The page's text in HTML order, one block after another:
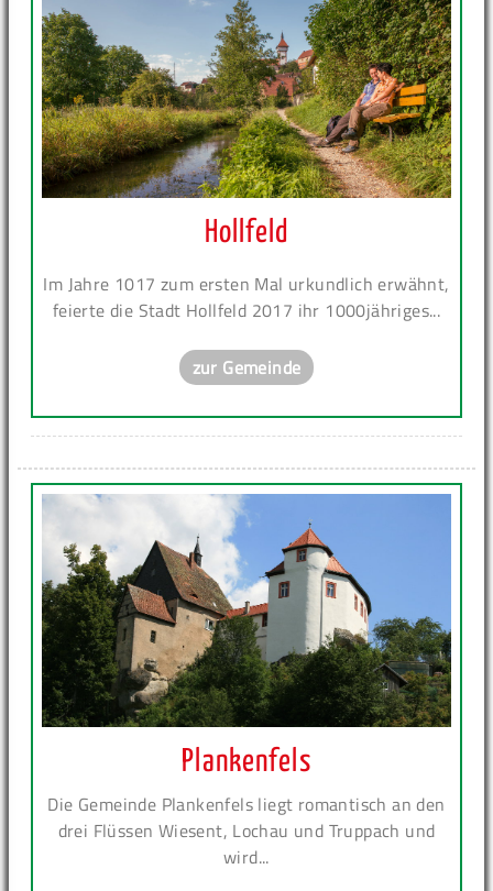
Hollfeld
Im Jahre 1017 zum ersten Mal urkundlich erwähnt,
feierte die Stadt Hollfeld 2017 ihr 1000jähriges...
zur Gemeinde
Plankenfels
Die Gemeinde Plankenfels liegt romantisch an den
drei Flüssen Wiesent, Lochau und Truppach und
wird...